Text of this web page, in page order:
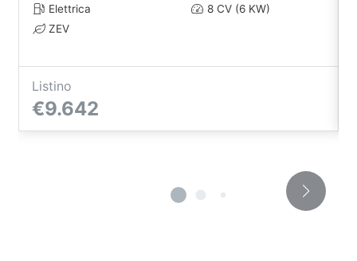
Elettrica
8 CV (6 KW)
ZEV
Listino
€9.642